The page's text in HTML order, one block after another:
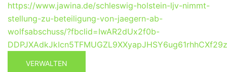
https://www.jawina.de/schleswig-holstein-ljv-nimmt-
stellung-zu-beteiligung-von-jaegern-ab-
wolfsabschuss/?fbclid=IwAR2dUx2f0b-
VERWALTEN